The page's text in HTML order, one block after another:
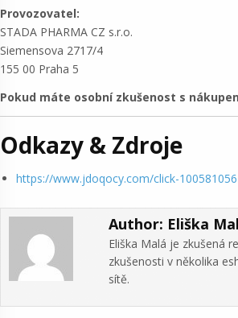
Provozovatel:
STADA PHARMA CZ s.r.o.
Siemensova 2717/4
155 00 Praha 5
Pokud máte osobní zkušenost s
Odkazy & Zdroje
https://www.jdoqocy.com/click-
Author: Eliška
Eliška Malá je zkušená
zkušenosti v několika
sítě.